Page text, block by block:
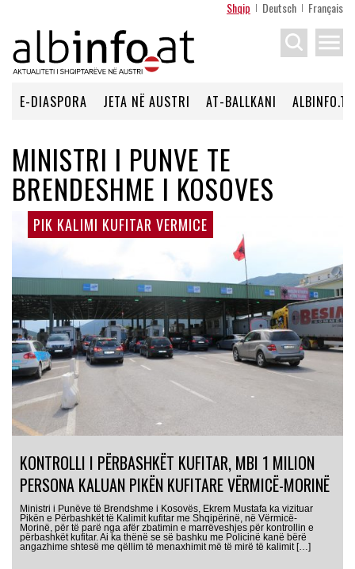
Shqip Deutsch Français
menu
E-DIASPORA JETA NË AUSTRI AT-BALLKANI ALBINFO.TV
MINISTRI I PUNVE TE
BRENDESHME I KOSOVES
PIK KALIMI KUFITAR VERMICE
KONTROLLI I PËRBASHKËT KUFITAR, MBI 1 MILION
PERSONA KALUAN PIKËN KUFITARE VËRMICË-MORINË
Ministri i Punëve të Brendshme i Kosovës, Ekrem Mustafa ka vizituar
Pikën e Përbashkët të Kalimit kufitar me Shqipërinë, në Vërmicë-
Morinë, për të parë nga afër zbatimin e marrëveshjes për kontrollin e
përbashkët kufitar. Ai ka thënë se së bashku me Policinë kanë bërë
angazhime shtesë me qëllim të menaxhimit më të mirë të kalimit […]